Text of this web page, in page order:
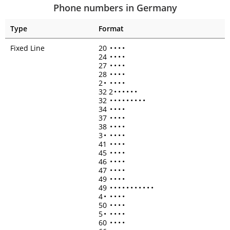
Phone numbers in Germany
Type
Format
Fixed Line
20 • • • •
24 • • • •
27 • • • •
28 • • • •
2• • • • •
32 2• • • • • •
32 • • • • • • • • •
34 • • • •
37 • • • •
38 • • • •
3• • • • •
41 • • • •
45 • • • •
46 • • • •
47 • • • •
49 • • • •
49 • • • • • • • • • • •
4• • • • •
50 • • • •
5• • • • •
60 • • • •